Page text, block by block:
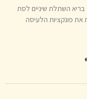
השתלת שיניים לסת
פונקציות הלעיסה